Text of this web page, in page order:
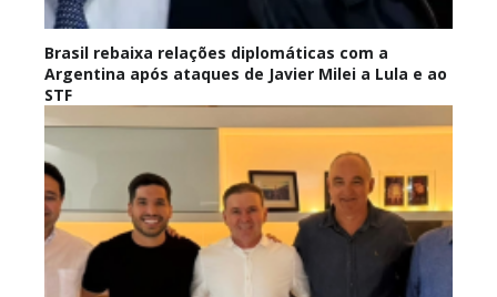
Brasil rebaixa relações diplomáticas com a
Argentina após ataques de Javier Milei a Lula e ao
STF